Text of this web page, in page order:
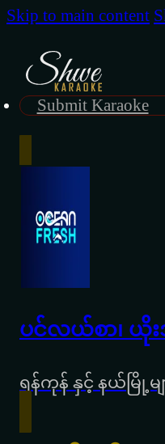
Skip to main content
Submit Karaoke
ပင်လယ်စာ၊ ယို
ရန်ကုန် နှင့် နယ်မြို့